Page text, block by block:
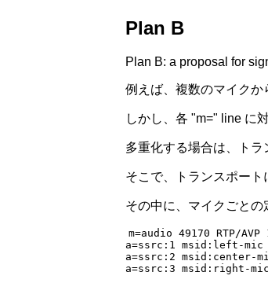
Plan B
Plan B: a proposal for
例えば、複数のマイクか
しかし、各 "m=" line に
多重化する場合は、トラ
そこで、トランスポート
その中に、マイクごとの
m=audio 49170 RTP/AVP
a=ssrc:1 msid:left-mic
a=ssrc:2 msid:center-
a=ssrc:3 msid:right-mic